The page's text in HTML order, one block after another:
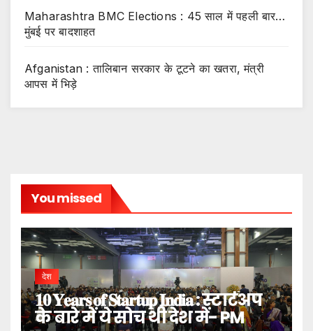
Maharashtra BMC Elections : 45 साल में पहली बार…
मुंबई पर बादशाहत
Afganistan : तालिबान सरकार के टूटने का खतरा, मंत्री
आपस में भिड़े
You missed
देश
𝟏𝟎 𝐘𝐞𝐚𝐫𝐬 𝐨𝐟 𝐒𝐭𝐚𝐫𝐭𝐮𝐩 𝐈𝐧𝐝𝐢𝐚 : स्टार्टअप
के बारे में ये सोच थी देश में- PM